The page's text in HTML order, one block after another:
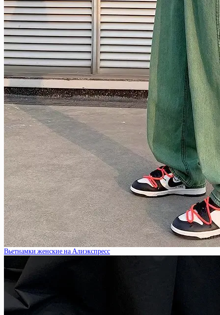
Вьетнамки женские на Алиэкспресс